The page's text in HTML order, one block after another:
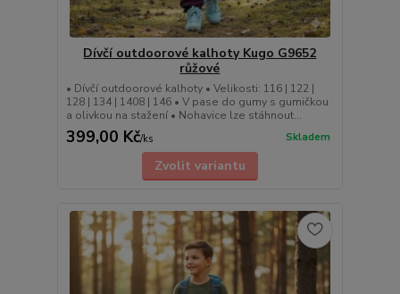
Dívčí outdoorové kalhoty Kugo G9652
růžové
• Dívčí outdoorové kalhoty • Velikosti: 116 | 122 |
128 | 134 | 1408 | 146 • V pase do gumy s gumičkou
a olivkou na stažení • Nohavice lze stáhnout...
399,00 Kč/ks Skladem
Zvolit variantu